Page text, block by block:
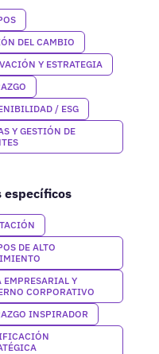
DEL CAMBIO
Y ESTRATEGIA
/ ESG
Y GESTIÓN DE
específicos
DE ALTO
EMPRESARIAL Y
CORPORATIVO
INSPIRADOR